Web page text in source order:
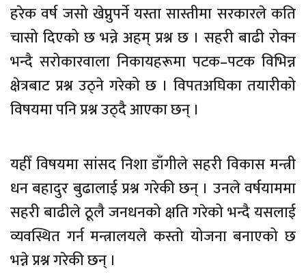
हरेक वर्ष जसो खेप्नुपर्ने यस्ता सास्तीमा सरकारले कति
चासो दिएको छ भन्ने अहम् प्रश्न छ । सहरी बाढी रोक्न
भन्दै सरोकारवाला निकायहरूमा पटक–पटक विभिन्न
क्षेत्रबाट प्रश्न उठ्ने गरेको छ । विपतअघिका तयारीको
विषयमा पनि प्रश्न उठ्दै आएका छन् ।
यहीँ विषयमा सांसद निशा डाँगीले सहरी विकास मन्त्री
धन बहादुर बुढालाई प्रश्न गरेकी छन् । उनले वर्षयाममा
सहरी बाढीले ठूलै जनधनको क्षति गरेको भन्दै यसलाई
व्यवस्थित गर्न मन्त्रालयले कस्तो योजना बनाएको छ
भन्ने प्रश्न गरेकी छन् ।